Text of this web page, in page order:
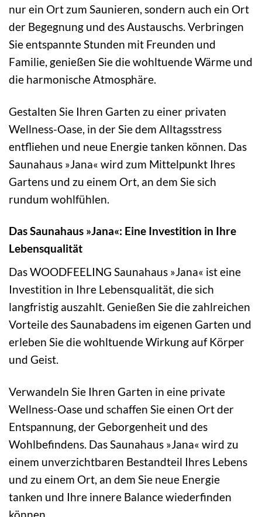
nur ein Ort zum Saunieren, sondern auch ein Ort
der Begegnung und des Austauschs. Verbringen
Sie entspannte Stunden mit Freunden und
Familie, genießen Sie die wohltuende Wärme und
die harmonische Atmosphäre.
Gestalten Sie Ihren Garten zu einer privaten
Wellness-Oase, in der Sie dem Alltagsstress
entfliehen und neue Energie tanken können. Das
Saunahaus »Jana« wird zum Mittelpunkt Ihres
Gartens und zu einem Ort, an dem Sie sich
rundum wohlfühlen.
Das Saunahaus »Jana«: Eine Investition in Ihre
Lebensqualität
Das WOODFEELING Saunahaus »Jana« ist eine
Investition in Ihre Lebensqualität, die sich
langfristig auszahlt. Genießen Sie die zahlreichen
Vorteile des Saunabadens im eigenen Garten und
erleben Sie die wohltuende Wirkung auf Körper
und Geist.
Verwandeln Sie Ihren Garten in eine private
Wellness-Oase und schaffen Sie einen Ort der
Entspannung, der Geborgenheit und des
Wohlbefindens. Das Saunahaus »Jana« wird zu
einem unverzichtbaren Bestandteil Ihres Lebens
und zu einem Ort, an dem Sie neue Energie
tanken und Ihre innere Balance wiederfinden